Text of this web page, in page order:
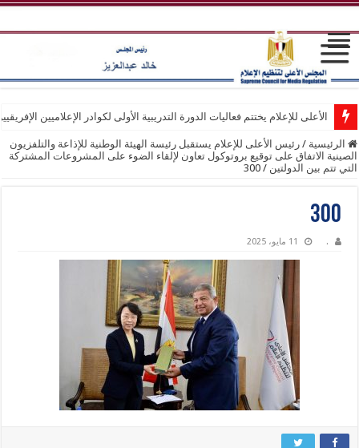
الأعلى للإعلام يختتم فعاليات الدورة التدريبية الأولى لكوادر الإعلاميين
الرئيسية / رئيس الأعلى للإعلام يستقبل رئيسة الهيئة الوطنية للإذاعة والتلفزيون
الصينية الاتفاق على توقيع بروتوكول تعاون لإلقاء الضوء على المشروعات المشتركة
التي تتم بين الدولتين /
300
300
. 11 مايو، 2025